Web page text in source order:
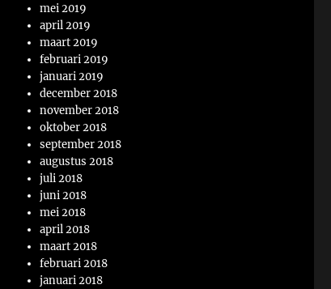
mei 2019
april 2019
maart 2019
februari 2019
januari 2019
december 2018
november 2018
oktober 2018
september 2018
augustus 2018
juli 2018
juni 2018
mei 2018
april 2018
maart 2018
februari 2018
januari 2018